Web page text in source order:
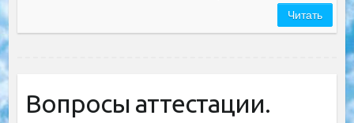
Читать
Вопросы аттестации.